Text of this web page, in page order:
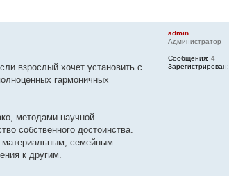
взрослый хочет установить с
гармоничных
методами научной
собственного достоинства.
материальным, семейным
к другим.
admin
Администратор
Сообщения: 4
Зарегистрирован: